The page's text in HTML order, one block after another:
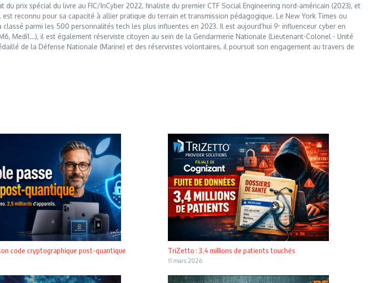
prix spécial du livre au FIC/InCyber 2022, finaliste du premier CTF Social Engineering nord-américain (2023), et
est reconnu pour sa capacité à allier pratique du terrain et transmission pédagogique. Le New York Times ou
parmi les 500 personnalités tech les plus influentes en 2023. Il est aujourd’hui 9ᵉ influenceur cyber en
Medi1...), il est également réserviste citoyen au sein de la Gendarmerie Nationale (Lieutenant-Colonel - Unité
de la Défense Nationale (Marine) et des réservistes volontaires, il poursuit son engagement au travers de
code cryptographique post-quantique TriZetto : 3,4 millions de patients touchés
11 mars 2026